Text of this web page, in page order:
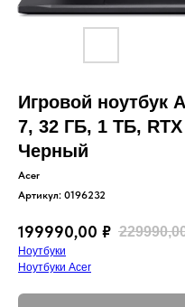
Игровой ноутбук
7, 32 ГБ, 1 ТБ,
Черный
Acer
Артикул: 0196232
199990,00 ₽
Ноутбуки
Ноутбуки Acer